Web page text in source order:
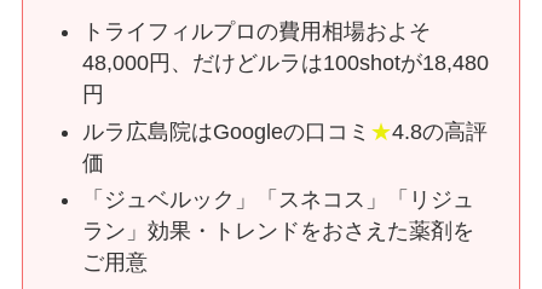
トライフィルプロの費用相場およそ
48,000円、だけどルラは100shotが18,480
円
ルラ広島院はGoogleの口コミ ★4.8の高評
価
「ジュベルック」「スネコス」「リジュ
ラン」効果・トレンドをおさえた薬剤を
ご用意